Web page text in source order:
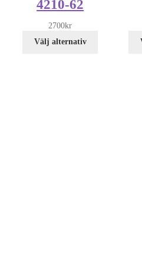
4210-62
2700kr
Välj alternativ